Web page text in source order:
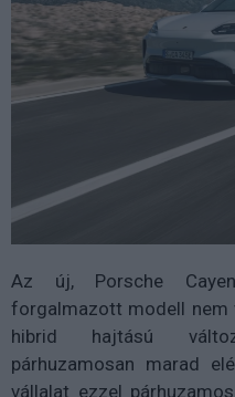
Az új, Porsche
forgalmazott modell nem
hibrid hajtású
párhuzamosan marad
vállalat ezzel